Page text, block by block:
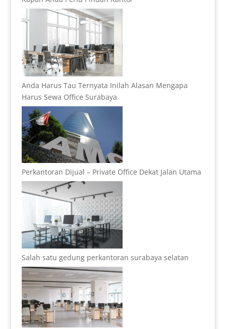
Anda Harus Tau Ternyata Inilah Alasan Mengapa
Harus Sewa Office Surabaya
Perkantoran Dijual – Private Office Dekat Jalan Utama
Salah satu gedung perkantoran surabaya selatan